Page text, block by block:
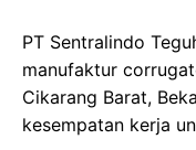
PT Sentralindo
manufaktur
Cikarang Barat,
kesempatan kerja